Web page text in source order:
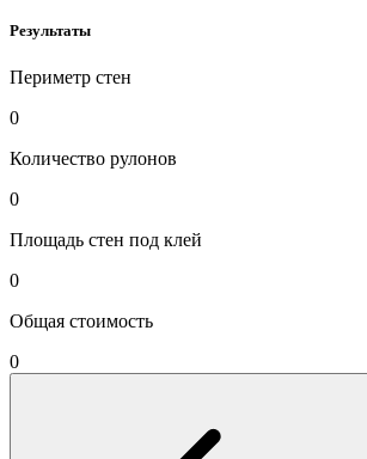
Результаты
Периметр стен
0
Количество рулонов
0
Площадь стен под клей
0
Общая стоимость
0